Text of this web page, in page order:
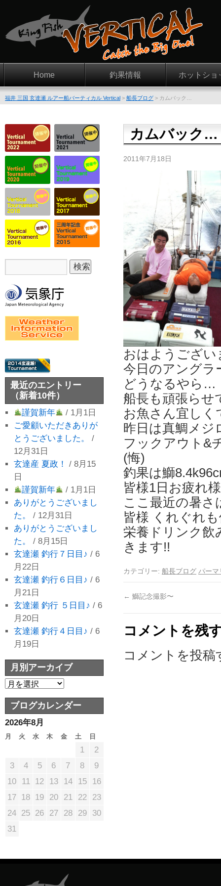
Home 釣果情報 ホットショ
福井 三国 玄達瀬 ルアー船バーティカル Vertical > 船長ブログ > カムバック…
カムバック…
2011年7月18日
おはようござい
今日のアングラ
どうなるやら…
船長も頑張らせ
お魚さん宜しく
昨日は真鯛メジ
フックアウト&
(悔)
釣果は鰤
皆様1日お疲れ
ここ最近の暑
皆様 くれぐれ
栄養ドリンク飲
きます!!
カテゴリー: 船長ブログ パーマ
← 鰤記念撮影〜
コメントを残
コメントを投稿
最近のエントリー
（新着10件）
謹賀新年
/ 1月1日
ご愛顧いただきありが
とうございました。
/
12月31日
玄達産 夏政！
/ 8月15
日
謹賀新年
/ 1月1日
ありがとうございまし
た。
/ 12月31日
ありがとうございまし
た。
/ 8月15日
玄達瀬 釣行７日目♪ / 6
月22日
玄達瀬 釣行６日目♪ / 6
月21日
玄達瀬 釣行 ５日目♪ / 6
月20日
玄達瀬 釣行４日目♪ / 6
月19日
月別アーカイブ
ブログカレンダー
2026年8月
月 火 水 木 金 土 日
1
2
3
4 5 6 7 8
9
10
11 12 13 14 15
16
17 18 19 20 21 22
23
24 25 26 27 28 29
30
31